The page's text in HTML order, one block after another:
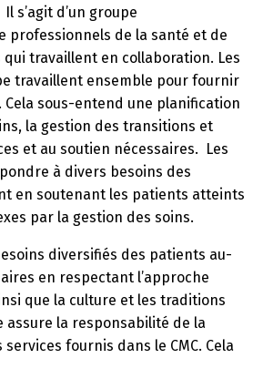
s’agit d’un groupe
professionnels de la santé et de
travaillent en collaboration. Les
travaillent ensemble pour fournir
Cela sous-entend une planification
la gestion des transitions et
et au soutien nécessaires. Les
à divers besoins des
en soutenant les patients atteints
par la gestion des soins.
diversifiés des patients au-
en respectant l’approche
que la culture et les traditions
assure la responsabilité de la
fournis dans le CMC. Cela